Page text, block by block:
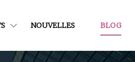
NOUVELLES BLOG